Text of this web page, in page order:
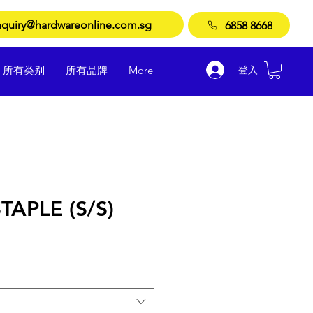
6858 8668
所有类别 所有品牌 More 登入
(S/S)